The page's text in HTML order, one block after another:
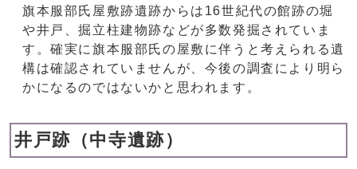
旗本服部氏屋敷跡遺跡からは16世紀代の館跡の堀
や井戸、掘立柱建物跡などが多数発掘されていま
す。確実に旗本服部氏の屋敷に伴うと考えられる遺
構は確認されていませんが、今後の調査により明ら
かになるのではないかと思われます。
井戸跡（中寺遺跡）